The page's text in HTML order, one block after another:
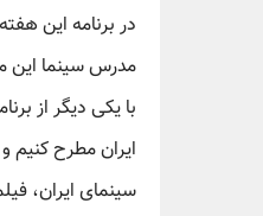
در برنامه این
مدرس سینما این
با یکی دیگر از
ایران مطرح کنیم
سینمای ایران،